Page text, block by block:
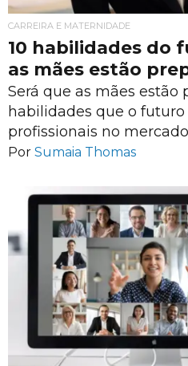
CARREIRA E MATERNIDADE
10 habilidades do
as mães estão
Será que as mães estão
habilidades que o futuro
profissionais no
Por Sumaia Thomas